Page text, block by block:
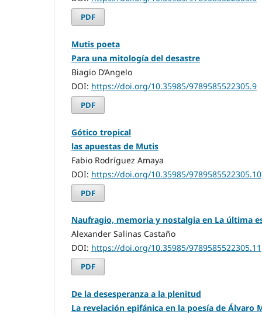
PDF
Mutis poeta
Para una mitología del desastre
Biagio D’Angelo
DOI: https://doi.org/10.35985/9789585522305.9
PDF
Gótico tropical
las apuestas de Mutis
Fabio Rodríguez Amaya
DOI: https://doi.org/10.35985/9789585522305.10
PDF
Naufragio, memoria y nostalgia en La última
Alexander Salinas Castaño
DOI: https://doi.org/10.35985/9789585522305.11
PDF
De la desesperanza a la plenitud
La revelación epifánica en la poesía de Álvaro